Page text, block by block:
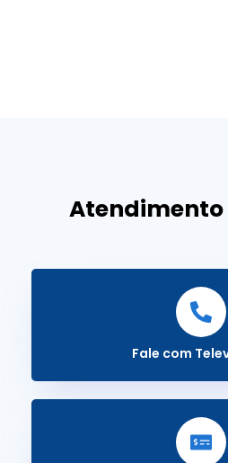
Atendimento
Fale com